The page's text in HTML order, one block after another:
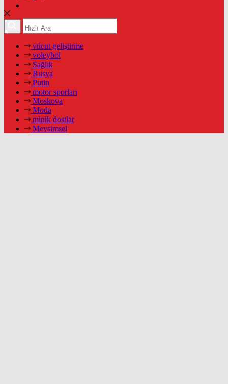
vücut geliştirme
voleybol
Sağlık
Rusya
Putin
motor sporları
Moskova
Moda
minik dostlar
Mevsimsel